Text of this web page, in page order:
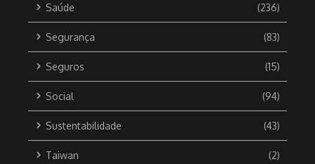
Saúde (236)
Segurança (83)
Seguros (15)
Social (94)
Sustentabilidade (43)
Taiwan (2)